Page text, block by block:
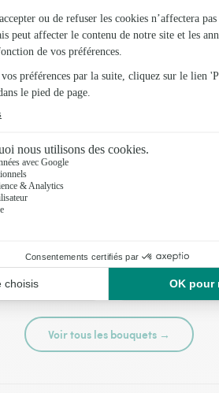
Tutti frutti
44,95 €
Voir tous les bouquets →